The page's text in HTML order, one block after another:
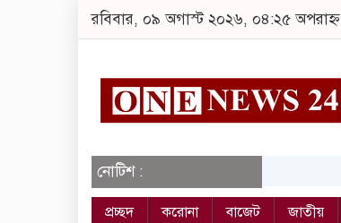
রবিবার, ০৯ অগাস্ট ২০২৬, ০৪:২৫ অপরাহ্ন
নোটিশ :
প্রচ্ছদ করোনা বাজেট জাতীয়